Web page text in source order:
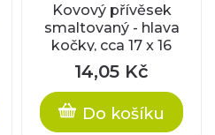
Kovový přívěsek
smaltovaný - hlava
kočky, cca 17 x 16
mm
14,05 Kč
Do košíku